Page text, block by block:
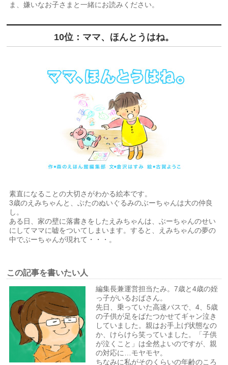
ま、嫌いなお子さまと一緒にお読みください。
10位：ママ、ほんとうはね。
素直になることの大切さがわかる絵本です。
3歳のえみちゃんと、ぶたのぬいぐるみのぶーちゃんは大の仲良
し。
ある日、家の壁に落書きをしたえみちゃんは、ぶーちゃんのせい
にしてママに嘘をついてしまいます。すると、えみちゃんの夢の
中でぶーちゃんが現れて・・・。
この記事を書いたい人
編集長兼運営担当たみ。7歳と4歳の姪
っ子がいるおばさん。
先日、乗っていた高速バスで、4、5歳
の子供が足をばたつかせてギャン泣き
していました。親はお手上げ状態なの
か、けらけら笑っていました。「子供
が泣くこと」は全然よいのですが、親
の対応に…モヤモヤ。
ちなみに私がそのくらいの年齢のころ